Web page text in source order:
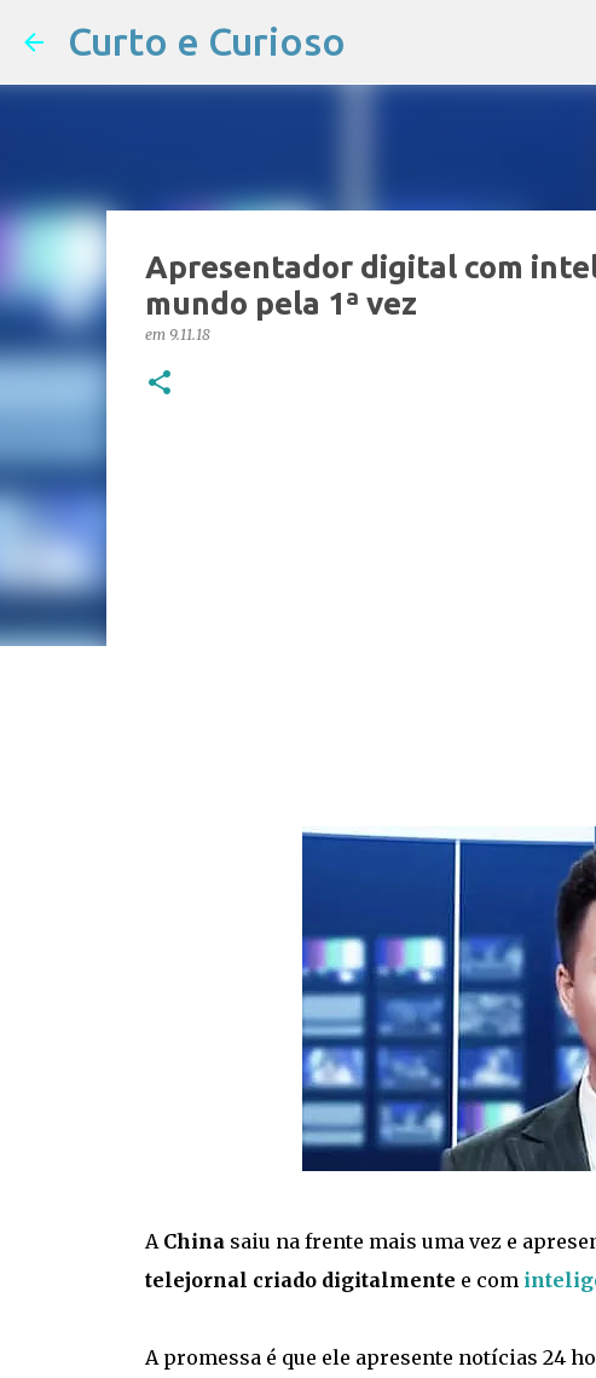
Curto e Curioso
Apresentador digital com
mundo pela 1ª vez
em 9.11.18
A Chinasaiu na frente mais uma vez e
telejornal criado digitalmente e com
A promessa é que ele apresente notícias 24